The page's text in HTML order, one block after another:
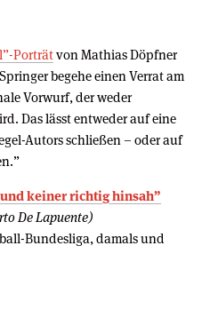
Porträtvon Mathias Döpfner
begehe einen Verrat am
Vorwurf, der weder
Das lässt entweder auf eine
Autors schließen – oder auf
keiner richtig hinsah”
De Lapuente)
Bundesliga, damals und